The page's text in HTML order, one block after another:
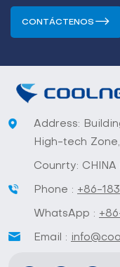
CONTÁCTENOS
Address:
High-tech
Counrty:
Phone : +86-
WhatsApp :
Email :